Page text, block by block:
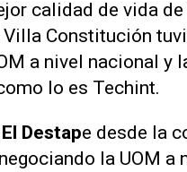
calidad de vida
Constitución
a nivel nacional y
lo es Techint.
El Destape desde la
la UOM a